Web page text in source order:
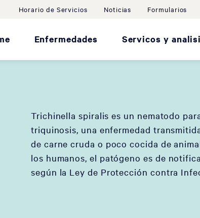
Horario de Servicios Noticias Formularios
Enfermedades Servicos y
Trichinella spiralis es un nematodo
triquinosis, una enfermedad
de carne cruda o poco cocida de
los humanos, el patógeno es de
según la Ley de Protección contra